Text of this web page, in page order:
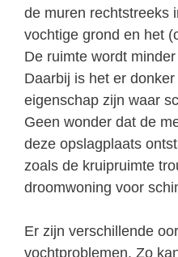
de muren rechtstreeks
vochtige grond en het
De ruimte wordt
Daarbij is het er
eigenschap zijn waar
Geen wonder dat de
deze opslagplaats
zoals de kruipruimte
droomwoning voor
Er zijn verschillende
vochtproblemen. Zo